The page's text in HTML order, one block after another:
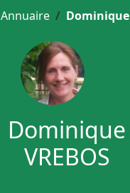
Annuaire Dominique
Dominique
VREBOS